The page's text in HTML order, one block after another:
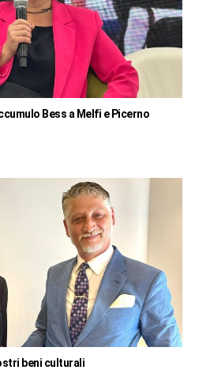
Bess a Melfi e Picerno
beni culturali